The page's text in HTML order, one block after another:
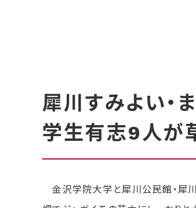
犀川すみよい・
学生有志9人が
金沢学院大学と犀川公民館・犀川